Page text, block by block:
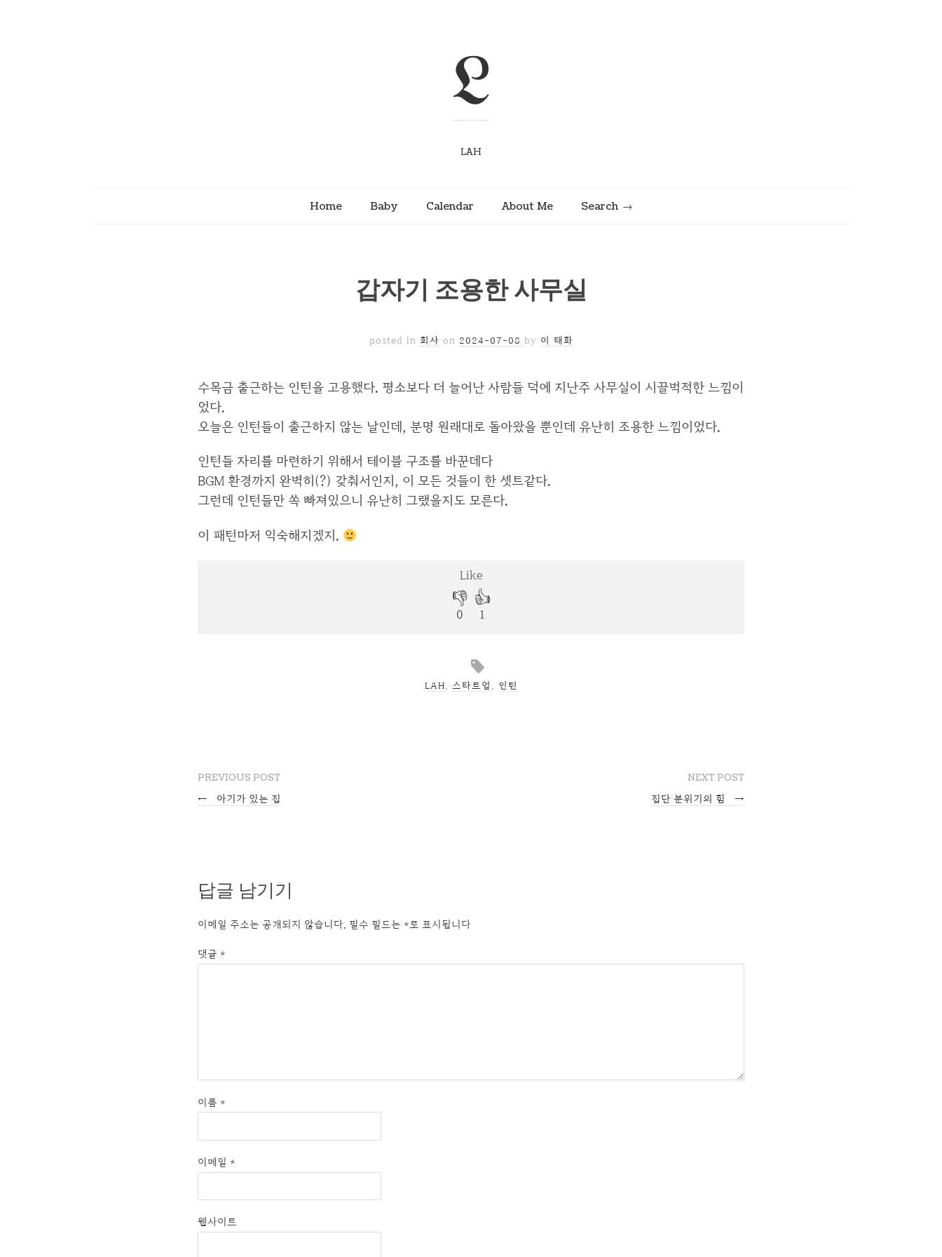
L
LAH
Home Baby Calendar About Me Search
갑자기 조용한 사무실
posted in 회사 on 2024-07-08 by 이 태화
수목금 출근하는 인턴을 고용했다. 평소보다 더 늘어난 사람들 덕에 지난주 사무실이 시끌벅적한 느낌이
었다.
오늘은 인턴들이 출근하지 않는 날인데, 분명 원래대로 돌아왔을 뿐인데 유난히 조용한 느낌이었다.
인턴들 자리를 마련하기 위해서 테이블 구조를 바꾼데다
BGM 환경까지 완벽히(?) 갖춰서인지, 이 모든 것들이 한 셋트같다.
그런데 인턴들만 쏙 빠져있으니 유난히 그랬을지도 모른다.
이 패턴마저 익숙해지겠지.
LAH 스타트업 인턴
PREVIOUS POST
← 아기가 있는 집
NEXT POST
집단 분위기의 힘 →
답글 남기기
이메일 주소는 공개되지 않습니다. 필수 필드는 *로 표시됩니다
댓글 *
이름 *
이메일 *
웹사이트